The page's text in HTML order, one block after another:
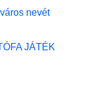
nevét
JÁTÉK